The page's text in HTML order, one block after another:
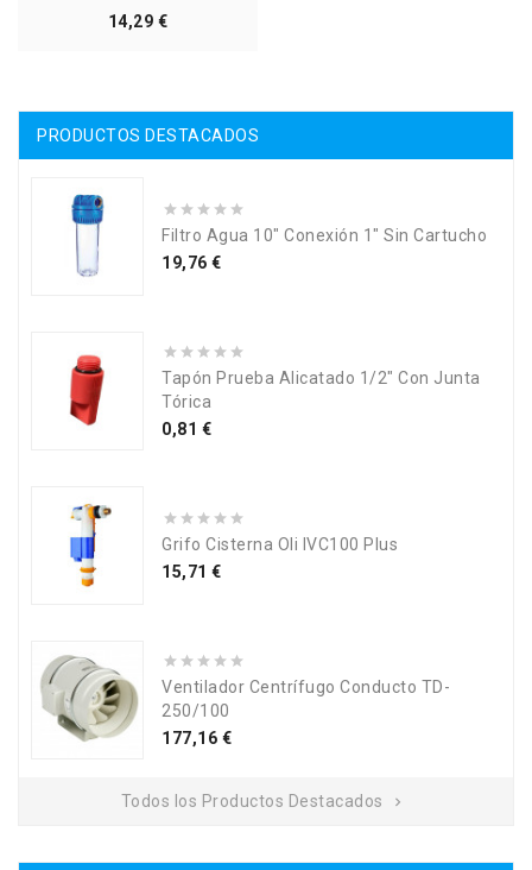
14,29 €Precio
PRODUCTOS DESTACADOS
Filtro Agua 10" Conexión 1" Sin Cartucho
Precio
19,76 €
Tapón Prueba Alicatado 1/2" Con Junta
Tórica
Precio
0,81 €
Grifo Cisterna Oli IVC100 Plus
Precio
15,71 €
Ventilador Centrífugo Conducto TD-
250/100
Precio
177,16 €
Todos los Productos Destacados 